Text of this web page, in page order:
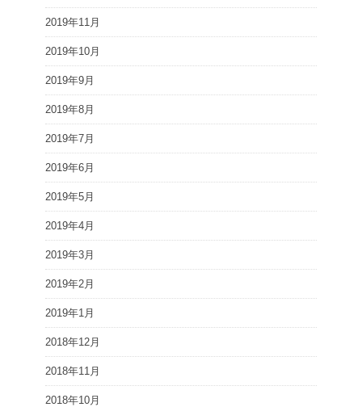
2019年11月
2019年10月
2019年9月
2019年8月
2019年7月
2019年6月
2019年5月
2019年4月
2019年3月
2019年2月
2019年1月
2018年12月
2018年11月
2018年10月